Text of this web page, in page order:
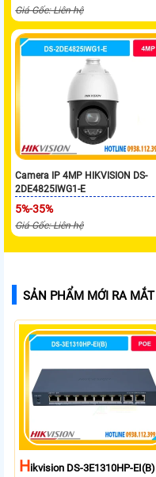
Giá Gốc: Liên hệ
Camera IP 4MP HIKVISION DS-
2DE4825IWG1-E
5%-35%
Giá Gốc: Liên hệ
SẢN PHẨM MỚI RA MẮT
HIkvision DS-3E1310HP-EI(B)